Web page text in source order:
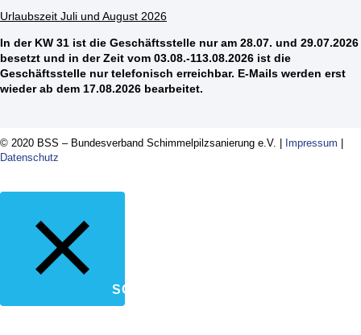
Urlaubszeit Juli und August 2026
In der KW 31 ist die Geschäftsstelle nur am 28.07. und 29.07.2026
besetzt und in der Zeit vom 03.08.-113.08.2026 ist die
Geschäftsstelle nur telefonisch erreichbar. E-Mails werden erst
wieder ab dem 17.08.2026 bearbeitet.
© 2020 BSS – Bundesverband Schimmelpilzsanierung e.V. | Impressum
Datenschutz
SCHLIESSEN